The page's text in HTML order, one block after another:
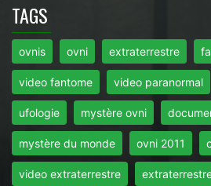
TAGS
ovnis ovni extraterrestre
video fantome video paranormal
ufologie mystère ovni
mystère du monde ovni 2011
video extraterrestre